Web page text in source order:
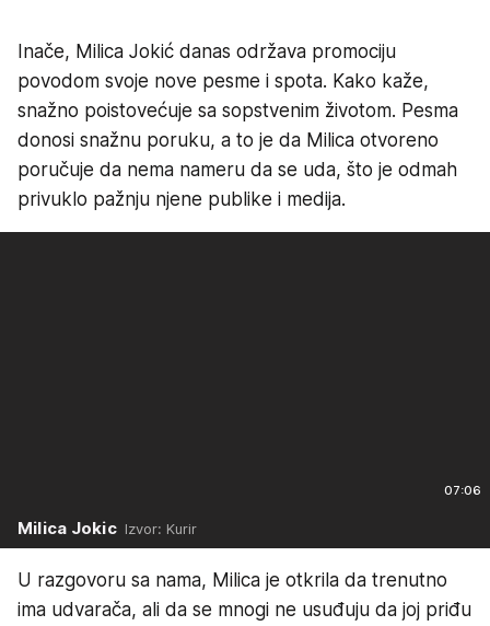
Inače, Milica Jokić danas održava promociju
povodom svoje nove pesme i spota. Kako kaže,
snažno poistovećuje sa sopstvenim životom. Pesma
donosi snažnu poruku, a to je da Milica otvoreno
poručuje da nema nameru da se uda, što je odmah
privuklo pažnju njene publike i medija.
07:06
Milica JokicIzvor: Kurir
U razgovoru sa nama, Milica je otkrila da trenutno
ima udvarača, ali da se mnogi ne usuđuju da joj priđu